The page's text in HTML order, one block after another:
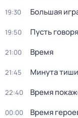
19:30 Большая
19:50 Пусть
21:00 Время
21:45 Минута
22:40 Время
00:00 Время